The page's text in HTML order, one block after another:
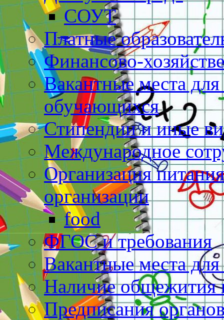
СОУТ
Платные
Финансово-
Вакантные места
обучающихся
Стипендии и иные
Международное
Организация
организации
food
ФГОС и требования
Вакантные места
Наличие общежития
Предписания